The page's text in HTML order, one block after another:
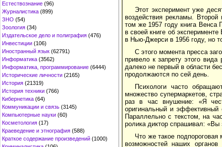
Естествознание (96)
Журналистика (899)
ЗНО (54)
Зоология (34)
Издательское дело и полиграфия (476)
Инвестиции (106)
Иностранный язык (62791)
Информатика (3562)
Информатика, программирование (6444)
Исторические личности (2165)
История (21319)
История техники (766)
Кибернетика (64)
Коммуникации и связь (3145)
Компьютерные науки (60)
Косметология (17)
Краеведение и этнография (588)
Краткое содержание произведений (1000)
Этот эксперимент уже
воздействия рекламы. Второй
том же 1957 году книга Венса
в своей книге об
в Нью-Джерси в 1956 году, но
С этого момента пресса
привело к запрету этого
далеко не первый в области
продолжаются по сей день.
Психологи часто
множество супермаркетов,
раз в час внушение: «Я
оригинальный и
Параллельно с текстом, на
ролика диктор спрашивал:
Что же такое
возможностей наших